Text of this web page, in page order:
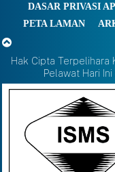
DASAR PRIVASI
PETA LAMAN
Hak Cipta Terpelihara
Pelawat Hari